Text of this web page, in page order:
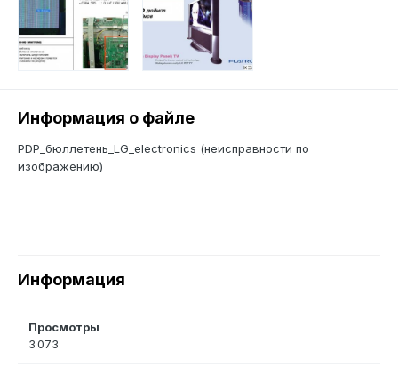
Информация о файле
PDP_бюллетень_LG_electronics (неисправности по
изображению)
Информация
Просмотры
3 073